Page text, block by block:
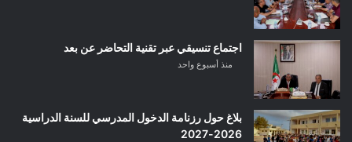
اجتماع تنسيقي عبر تقنية التحاضر عن بعد
منذ أسبوع واحد
بلاغ حول رزنامة الدخول المدرسي للسنة الدراسية
2026-2027